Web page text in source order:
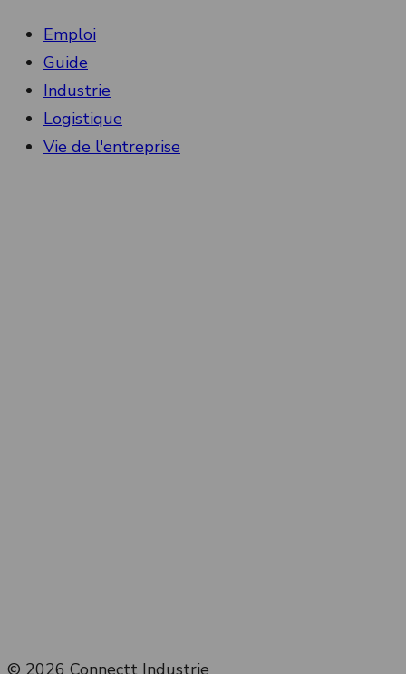
Emploi
Guide
Industrie
Logistique
Vie de l'entreprise